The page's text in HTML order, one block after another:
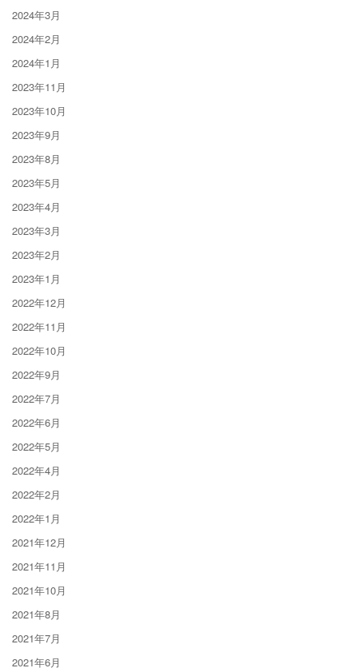
2024年3月
2024年2月
2024年1月
2023年11月
2023年10月
2023年9月
2023年8月
2023年5月
2023年4月
2023年3月
2023年2月
2023年1月
2022年12月
2022年11月
2022年10月
2022年9月
2022年7月
2022年6月
2022年5月
2022年4月
2022年2月
2022年1月
2021年12月
2021年11月
2021年10月
2021年8月
2021年7月
2021年6月